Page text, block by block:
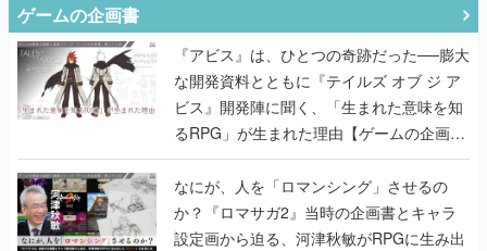
ゲームの企画書
『アビス』は、ひとつの奇跡だった──膨大
な開発資料とともに『テイルズ オブ ジ ア
ビス』開発陣に聞く、「生まれた意味を知
るRPG」が生まれた理由【ゲームの企画
書】
なにが、人を「ロマンシング」させるの
か？『ロマサガ2』当時の企画書とキャラ
設定画から迫る、河津秋敏がRPGに生み出